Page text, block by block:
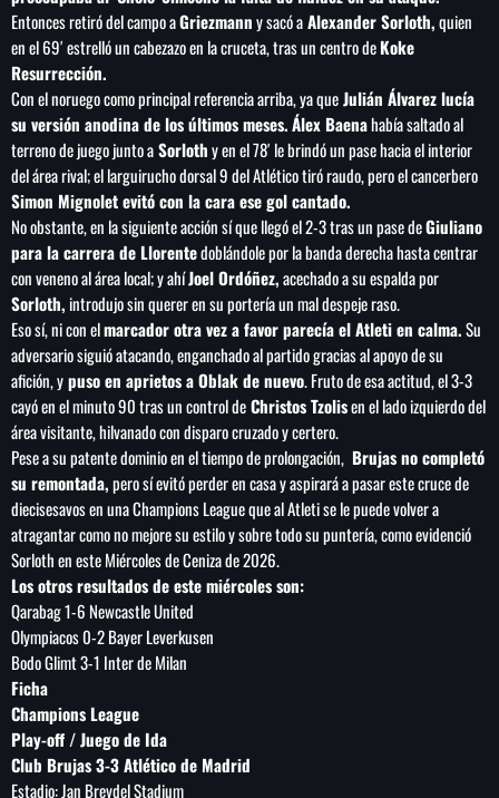
Entonces retiró del campo aGriezmanny sacó aAlexander Sorloth,quien
en el 69′ estrelló un cabezazo en la cruceta, tras un centro deKoke
Resurrección.
Con el noruego como principal referencia arriba, ya queJulián Álvarez lucía
su versión anodina de los últimos meses.Álex Baenahabía saltado al
terreno de juego junto aSorlothy en el 78′ le brindó un pase hacia el interior
del área rival; el larguirucho dorsal 9 del Atlético tiró raudo, pero el cancerbero
Simon Mignolet evitó con la cara ese gol cantado.
No obstante, en la siguiente acción sí que llegó el 2-3 tras un pase deGiuliano
para la carrera de Llorentedoblándole por la banda derecha hasta centrar
con veneno al área local; y ahíJoel Ordóñez,acechado a su espalda por
Sorloth, introdujo sin querer en su portería un mal despeje raso.
Eso sí, ni con elmarcador otra vez a favor parecía el Atleti en calma.Su
adversario siguió atacando, enganchado al partido gracias al apoyo de su
afición, ypuso en aprietos a Oblak de nuevo. Fruto de esa actitud, el 3-3
cayó en el minuto 90 tras un control deChristos Tzolisen el lado izquierdo del
área visitante, hilvanado con disparo cruzado y certero.
Pese a su patente dominio en el tiempo de prolongación, Brujas no completó
su remontada,pero sí evitó perder en casa y aspirará a pasar este cruce de
diecisesavos en una Champions League que al Atleti se le puede volver a
atragantar como no mejore su estilo y sobre todo su puntería, como evidenció
Sorloth en este Miércoles de Ceniza de 2026.
Los otros resultados de este miércoles son:
Qarabag 1-6 Newcastle United
Olympiacos 0-2 Bayer Leverkusen
Bodo Glimt 3-1 Inter de Milan
Ficha
Champions League
Play-off / Juego de Ida
Club Brujas 3-3 Atlético de Madrid
Estadio: Jan Breydel Stadium